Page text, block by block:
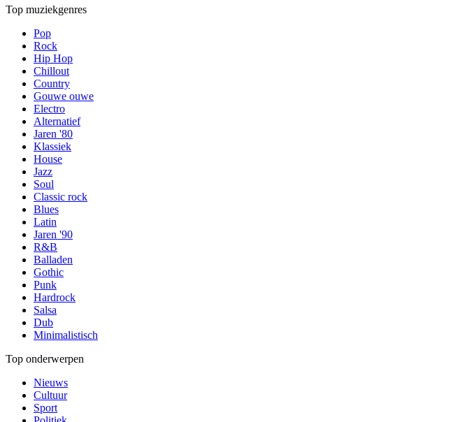
Top muziekgenres
Pop
Rock
Hip Hop
Chillout
Country
Gouwe ouwe
Electro
Alternatief
Jaren '80
Klassiek
House
Jazz
Soul
Classic rock
Blues
Latin
Jaren '90
R&B
Balladen
Gothic
Punk
Hardrock
Salsa
Dub
Minimalistisch
Top onderwerpen
Nieuws
Cultuur
Sport